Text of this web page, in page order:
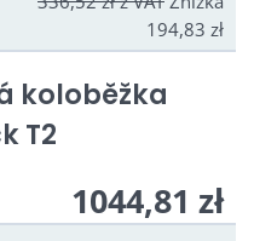
194,83 zł
koloběžka
T2
1044,81 zł